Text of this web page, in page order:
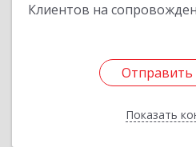
Клиентов на
Отправить
Показать
Отправить
Назад